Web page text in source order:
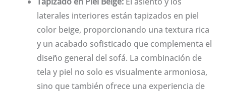
laterales interiores están tapizados en piel
color beige, proporcionando una textura rica
y un acabado sofisticado que complementa el
diseño general del sofá. La combinación de
tela y piel no solo es visualmente armoniosa,
sino que también ofrece una experiencia de